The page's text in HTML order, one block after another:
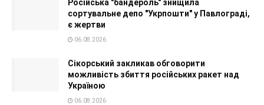
Російська "бандероль" знищила
сортувальне депо "Укрпошти" у Павлограді,
є жертви
06.08.2026
Сікорський закликав обговорити
можливість збиття російських ракет над
Україною
06.08.2026